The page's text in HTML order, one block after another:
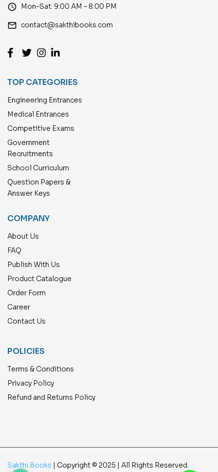
access_time Mon–Sat: 9:00 AM – 8:00 PM
email contact@sakthibooks.com
TOP CATEGORIES
Engineering Entrances
Medical Entrances
Competitive Exams
Government
Recruitments
School Curriculum
Question Papers &
Answer Keys
COMPANY
About Us
FAQ
Publish With Us
Product Catalogue
Order Form
Career
Contact Us
POLICIES
Terms & Conditions
Privacy Policy
Refund and Returns Policy
Sakthi Books | Copyright © 2025 | All Rights Reserved.